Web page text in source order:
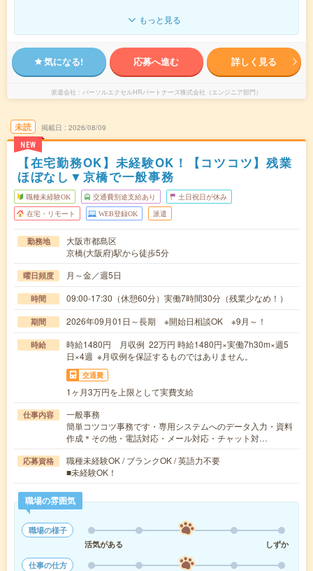
もっと見る
気になる! 応募へ進む 詳しく見る
派遣会社 パーソルエクセルHRパートナーズ株式会社（エンジニア部門）
未読
NEW
掲載日 2026/08/09
【在宅勤務OK】未経験OK！【コツコツ】残業
ほぼなし▼京橋で一般事務
職種未経験OK 交通費別途支給あり 土日祝日が休み
在宅・リモート WEB登録OK 派遣
勤務地
大阪市都島区
京橋(大阪府)駅から徒歩5分
曜日頻度 月～金／週5日
時間 09:00-17:30（休憩60分）実働7時間30分（残業少なめ！）
期間 2026年09月01日～長期 ※開始日相談OK ※9月～！
時給
時給1480円 月収例 22万円 時給1480円×実働7h30m×週5
日×4週 ※月収例を保証するものではありません。
交通費
1ヶ月3万円を上限として実費支給
仕事内容
一般事務
簡単コツコツ事務です・専用システムへのデータ入力・資料
作成＊その他・電話対応・メール対応・チャット対…
応募資格
職種未経験OK / ブランクOK / 英語力不要
■未経験OK！
職場の雰囲気
職場の様子
活気がある
しずか
仕事の仕方